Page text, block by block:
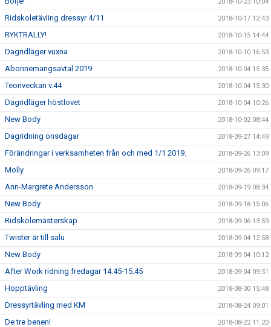
Ridskoletävling dressyr 4/11 2018-10-17 12:43
RYKTRALLY! 2018-10-15 14:44
Dagridläger vuxna 2018-10-10 16:53
Abonnemangsavtal 2019 2018-10-04 15:35
Teoriveckan v.44 2018-10-04 15:30
Dagridläger höstlovet 2018-10-04 10:26
New Body 2018-10-02 08:44
Dagridning onsdagar 2018-09-27 14:49
Förändringar i verksamheten från och med 1/1 2019. 2018-09-26 13:09
Molly 2018-09-26 09:17
Ann-Margrete Andersson 2018-09-19 08:34
New Body 2018-09-18 15:06
Ridskolemästerskap 2018-09-06 13:59
Twister är till salu 2018-09-04 12:58
New Body 2018-09-04 10:12
After Work ridning fredagar 14.45-15.45 2018-09-04 09:51
Hopptävling 2018-08-30 15:48
Dressyrtävling med KM 2018-08-24 09:01
De tre benen! 2018-08-22 11:20